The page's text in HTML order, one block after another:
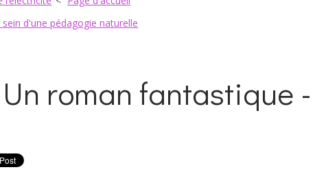
d'une pédagogie naturelle
roman fantastique -